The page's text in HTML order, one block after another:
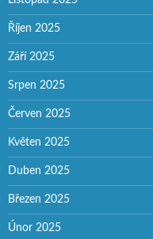
Říjen 2025
Září 2025
Srpen 2025
Červen 2025
Květen 2025
Duben 2025
Březen 2025
Únor 2025